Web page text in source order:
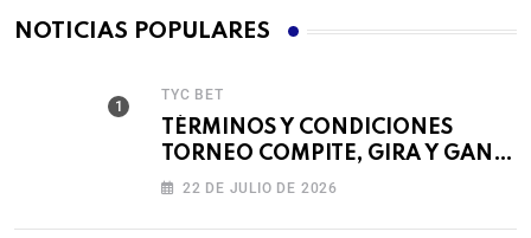
NOTICIAS POPULARES
TYC BET
TÉRMINOS Y CONDICIONES
TORNEO COMPITE, GIRA Y GANA
🎰 22 DE JULIO DE 2026